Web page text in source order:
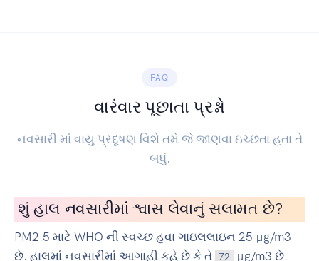
FAQ
વારંવાર પૂછાતા પ્રશ્નો
નવસારી માં વાયુ પ્રદૂષણ વિશે તમે જે જાણવા ઇચ્છતા હતા તે
બધું.
શું હાલ નવસારીમાં શ્વાસ લેવાનું સલામત છે?
PM2.5 માટે WHO ની સ્વચ્છ હવા ગાઇલલાઇન 25 µg/m3
છે. હાલમાં નવસારીમાં આગાહી કહે છે કે તે 72
µg/m3 છે.